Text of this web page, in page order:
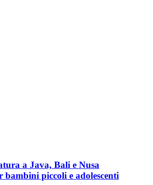
a Java, Bali e Nusa
bambini piccoli e adolescenti